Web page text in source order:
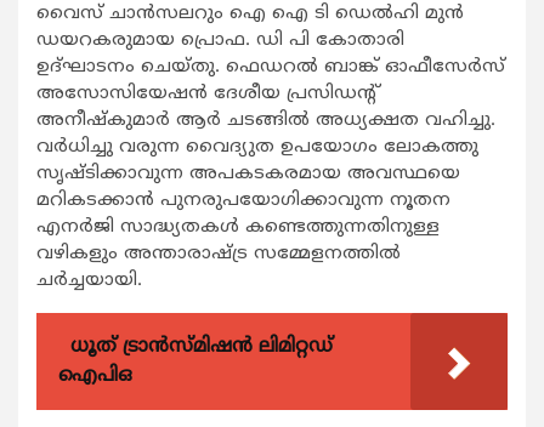
വൈസ് ചാന്‍സലറും ഐ ഐ ടി ഡെല്‍ഹി മുന്‍
ഡയറകരുമായ പ്രൊഫ. ഡി പി കോതാരി
ഉദ്ഘാടനം ചെയ്തു. ഫെഡറല്‍ ബാങ്ക് ഓഫീസേര്‍സ്
അസോസിയേഷന്‍ ദേശീയ പ്രസിഡന്‍റ്
അനീഷ്കുമാര്‍ ആര്‍ ചടങ്ങില്‍ അധ്യക്ഷത വഹിച്ചു.
വര്‍ധിച്ചു വരുന്ന വൈദ്യുത ഉപയോഗം ലോകത്തു
സൃഷ്ടിക്കാവുന്ന അപകടകരമായ അവസ്ഥയെ
മറികടക്കാന്‍ പുനരുപയോഗിക്കാവുന്ന നൂതന
എനര്‍ജി സാദ്ധ്യതകള്‍ കണ്ടെത്തുന്നതിനുള്ള
വഴികളും അന്താരാഷ്ട്ര സമ്മേളനത്തില്‍
ചര്‍ച്ചയായി.
ധൂത് ട്രാൻസ്മിഷൻ ലിമിറ്റഡ്
ഐപിഒ